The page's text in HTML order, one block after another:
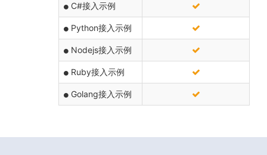
C#接入示例
Python接入示例
Nodejs接入示例
Ruby接入示例
Golang接入示例